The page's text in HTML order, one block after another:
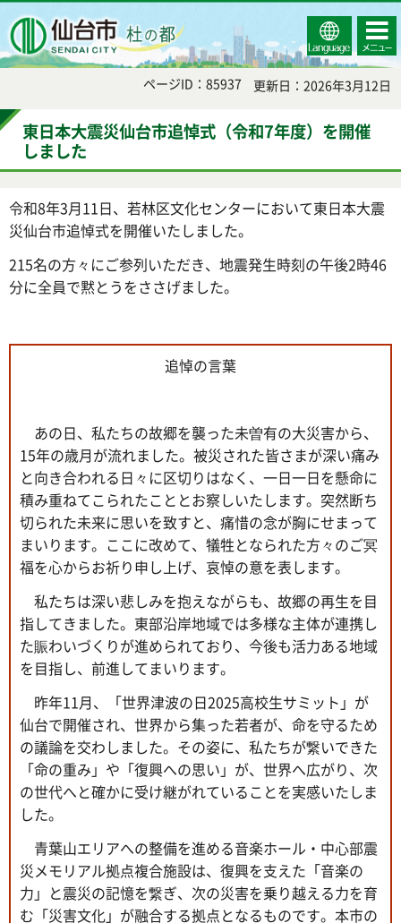
Select
Language
コンテ
ンツメ
ニュー
ページID：85937 更新日：2026年3月12日
東日本大震災仙台市追悼式（令和7年度）を開催
しました
令和8年3月11日、若林区文化センターにおいて東日本大震
災仙台市追悼式を開催いたしました。
215名の方々にご参列いただき、地震発生時刻の午後2時46
分に全員で黙とうをささげました。
追悼の言葉
あの日、私たちの故郷を襲った未曽有の大災害から、
15年の歳月が流れました。被災された皆さまが深い痛み
と向き合われる日々に区切りはなく、一日一日を懸命に
積み重ねてこられたこととお察しいたします。突然断ち
切られた未来に思いを致すと、痛惜の念が胸にせまって
まいります。ここに改めて、犠牲となられた方々のご冥
福を心からお祈り申し上げ、哀悼の意を表します。
私たちは深い悲しみを抱えながらも、故郷の再生を目
指してきました。東部沿岸地域では多様な主体が連携し
た賑わいづくりが進められており、今後も活力ある地域
を目指し、前進してまいります。
昨年11月、「世界津波の日2025高校生サミット」が
仙台で開催され、世界から集った若者が、命を守るため
の議論を交わしました。その姿に、私たちが繋いできた
「命の重み」や「復興への思い」が、世界へ広がり、次
の世代へと確かに受け継がれていることを実感いたしま
した。
青葉山エリアへの整備を進める音楽ホール・中心部震
災メモリアル拠点複合施設は、復興を支えた「音楽の
力」と震災の記憶を繋ぎ、次の災害を乗り越える力を育
む「災害文化」が融合する拠点となるものです。本市の